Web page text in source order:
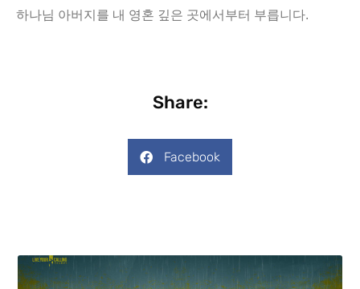
하나님 아버지를 내 영혼 깊은 곳에서부터 부릅니다.
Share:
Facebook